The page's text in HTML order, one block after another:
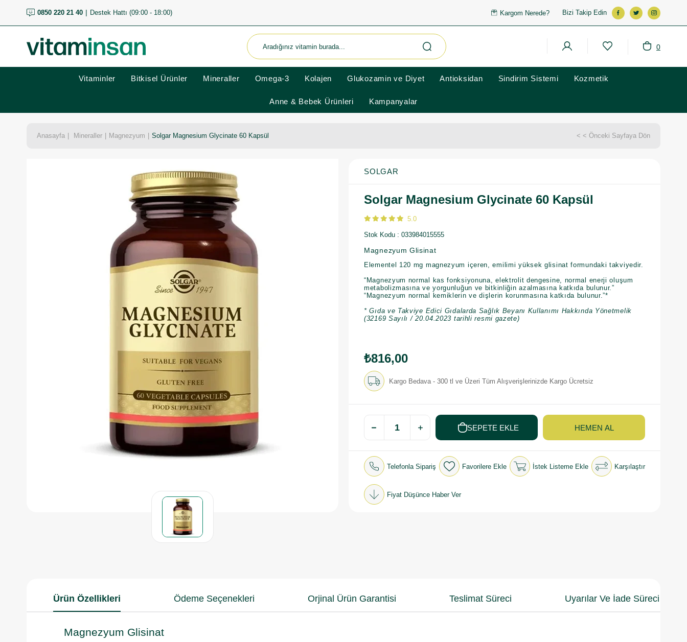
0850 220 21 40 Destek Hattı (09:00 - 18:00) Kargom Nerede? Bizi Takip Edin
0
Vitaminler Bitkisel Ürünler Mineraller Omega-3 Kolajen Glukozamin ve Diyet Antioksidan Sindirim Sistemi Kozmetik
Anne & Bebek Ürünleri Kampanyalar
Anasayfa Mineraller Magnezyum Solgar Magnesium Glycinate 60 Kapsül < < Önceki Sayfaya Dön
SOLGAR
Solgar Magnesium Glycinate 60 Kapsül
5.0
Stok Kodu 033984015555
Magnezyum Glisinat
Elementel 120 mg magnezyum içeren, emilimi yüksek glisinat formundaki takviyedir.
“Magnezyum normal kas fonksiyonuna, elektrolit dengesine, normal enerji oluşum
metabolizmasına ve yorgunluğun ve bitkinliğin azalmasına katkıda bulunur.”
“Magnezyum normal kemiklerin ve dişlerin korunmasına katkıda bulunur.”*
* Gıda ve Takviye Edici Gıdalarda Sağlık Beyanı Kullanımı Hakkında Yönetmelik
(32169 Sayılı / 20.04.2023 tarihli resmi gazete)
₺816,00
Kargo Bedava - 300 tl ve Üzeri Tüm Alışverişlerinizde Kargo Ücretsiz
Telefonla Sipariş Favorilere Ekle İstek Listeme Ekle Karşılaştır
Fiyat Düşünce Haber Ver
Ürün Özellikleri Ödeme Seçenekleri Orjinal Ürün Garantisi Teslimat Süreci Uyarılar Ve İade Süreci
Magnezyum Glisinat